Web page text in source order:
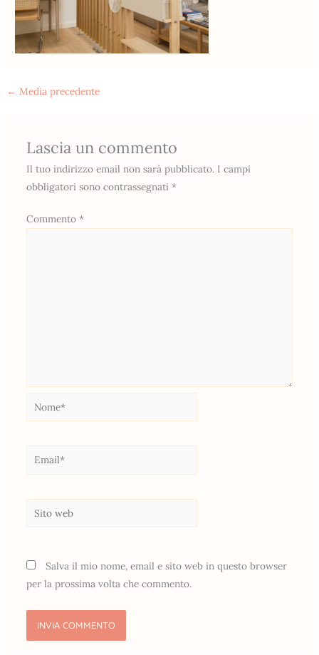
← Media precedente
Lascia un commento
Il tuo indirizzo email non sarà pubblicato. I campi
obbligatori sono contrassegnati *
Commento *
Nome*
Email*
web
Salva il mio nome, email e sito web in questo browser
per la prossima volta che commento.